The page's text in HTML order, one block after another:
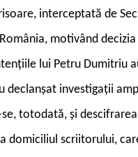
interceptată de
motivând
lui Petru Dumitriu
declanșat investigații
totodată, și
domiciliul scriitorului,